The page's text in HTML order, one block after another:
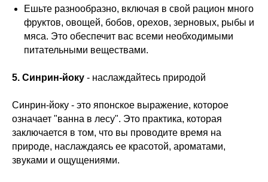
Ешьте разнообразно, включая в свой рацион много
фруктов, овощей, бобов, орехов, зерновых, рыбы и
мяса. Это обеспечит вас всеми необходимыми
питательными веществами.
5. Синрин-йоку - наслаждайтесь природой
Синрин-йоку - это японское выражение, которое
означает "ванна в лесу". Это практика, которая
заключается в том, что вы проводите время на
природе, наслаждаясь ее красотой, ароматами,
звуками и ощущениями.